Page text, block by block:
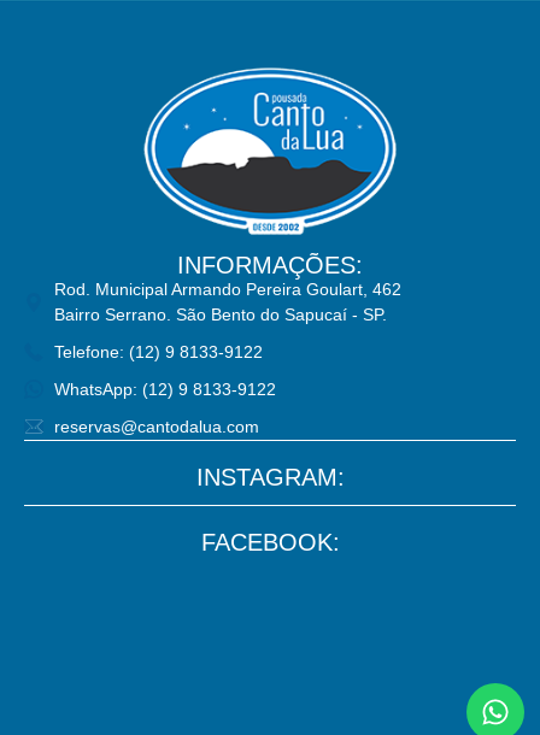
INFORMAÇÕES:
Rod. Municipal Armando Pereira Goulart, 462
Bairro Serrano. São Bento do Sapucaí - SP.
Telefone: (12) 9 8133-9122
WhatsApp: (12) 9 8133-9122
reservas@cantodalua.com
INSTAGRAM:
FACEBOOK: